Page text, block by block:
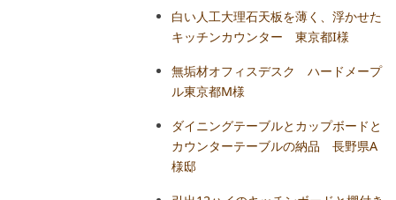
白い人工大理石天板を薄く、浮かせた
キッチンカウンター 東京都I様
無垢材オフィスデスク ハードメープ
ル東京都M様
ダイニングテーブルとカップボードと
カウンターテーブルの納品 長野県A
様邸